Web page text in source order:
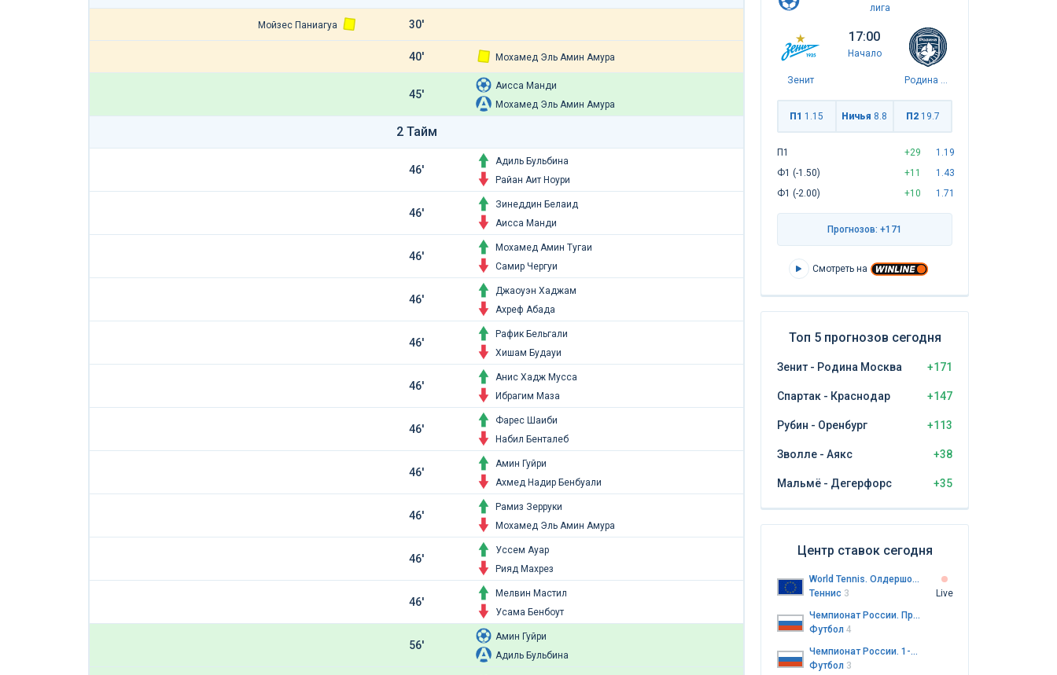
Мойзес Паниагуа 30'
40' Мохамед Эль Амин Амура
45'
Аисса Манди
Мохамед Эль Амин Амура
2 Тайм
46'
Адиль Бульбина
Райан Аит Ноури
46'
Зинеддин Белаид
Аисса Манди
46'
Мохамед Амин Тугаи
Самир Чергуи
46'
Джаоуэн Хаджам
Ахреф Абада
46'
Рафик Бельгали
Хишам Будауи
46'
Анис Хадж Мусса
Ибрагим Маза
46'
Фарес Шаиби
Набил Бенталеб
46'
Амин Гуйри
Ахмед Надир Бенбуали
46'
Рамиз Зерруки
Мохамед Эль Амин Амура
46'
Уссем Ауар
Рияд Махрез
46'
Мелвин Мастил
Усама Бенбоут
56'
Амин Гуйри
Адиль Бульбина
лига
Зенит
17:00
Начало
Родина Москва
П1 1.15 Ничья 8.8 П2 19.7
П1 +29
1.19
Ф1 (-1.50)
+11
1.43
Ф1 (-2.00)
+10 1.71
Прогнозов: +171
Смотреть на
Топ 5 прогнозов сегодня
Зенит - Родина Москва +171
Спартак - Краснодар +147
Рубин - Оренбург +113
Зволле - Аякс +38
Мальмё - Дегерфорс +35
Центр ставок сегодня
World Tennis. Олдершот. Женщины. Квалификация
Теннис 3
Live
Чемпионат России. Премьер-лига
Футбол 4
Чемпионат России. 1-я лига
Футбол 3